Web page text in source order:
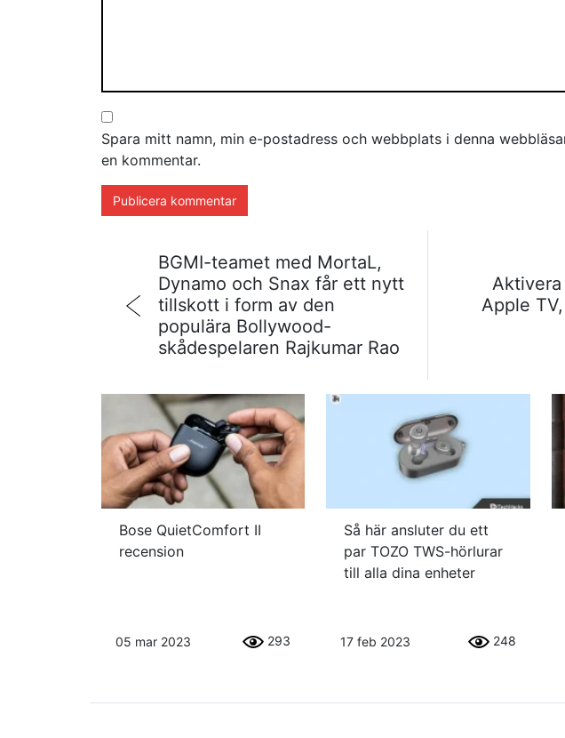
Spara mitt namn, min e-postadress och webbplats i denna
en kommentar.
BGMI-teamet med MortaL,
Dynamo och Snax får ett nytt
tillskott i form av den
populära Bollywood-
skådespelaren Rajkumar Rao
Aktivera
Apple
Bose QuietComfort II
recension
05 mar 2023 293
Så här ansluter du ett
par TOZO TWS-hörlurar
till alla dina enheter
17 feb 2023 248